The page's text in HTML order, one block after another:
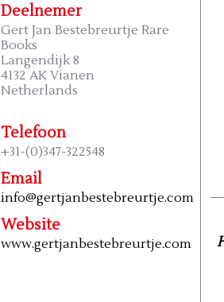
Deelnemer
Gert Jan Bestebreurtje Rare
Books
Langendijk 8
4132 AK Vianen
Netherlands
Telefoon
+31-(0)347-322548
Email
info@gertjanbestebreurtje.com
Website
www.gertjanbestebreurtje.com